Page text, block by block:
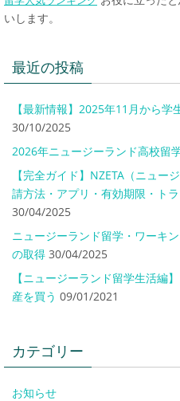
いします。
最近の投稿
【最新情報】2025年11月から学
30/10/2025
2026年ニュージーランド高校留
【完全ガイド】NZETA（ニュー
請方法・アプリ・有効期限・ト
30/04/2025
ニュージーランド留学・ワーキ
の取得 30/04/2025
【ニュージーランド留学生活編
産を買う 09/01/2021
カテゴリー
お知らせ